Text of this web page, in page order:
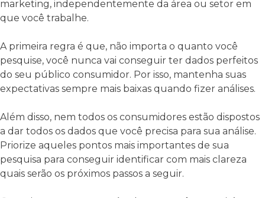
marketing, independentemente da área ou setor em
que você trabalhe.
A primeira regra é que, não importa o quanto você
pesquise, você nunca vai conseguir ter dados perfeitos
do seu público consumidor. Por isso, mantenha suas
expectativas sempre mais baixas quando fizer análises.
Além disso, nem todos os consumidores estão dispostos
a dar todos os dados que você precisa para sua análise.
Priorize aqueles pontos mais importantes de sua
pesquisa para conseguir identificar com mais clareza
quais serão os próximos passos a seguir.